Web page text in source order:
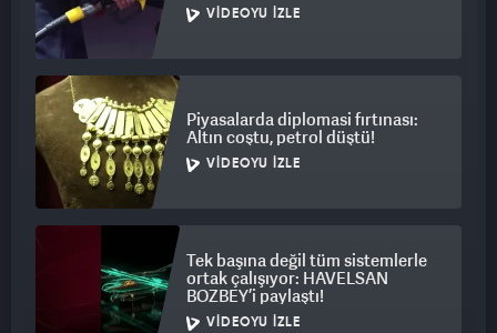
VIDEOYU İZLE
Piyasalarda diplomasi fırtınası:
Altın coştu, petrol düştü!
VIDEOYU İZLE
Tek başına değil tüm sistemlerle
ortak çalışıyor: HAVELSAN
BOZBEY’i paylaştı!
VIDEOYU İZLE